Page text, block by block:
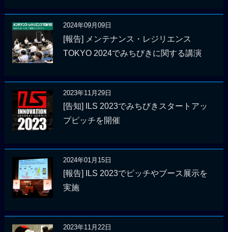
2024年09月09日
[報告] メンテナンス・レジリエンス
TOKYO 2024でみちびきに関する講演
2023年11月29日
[告知] ILS 2023でみちびきスタートアッ
プピッチを開催
2024年01月15日
[報告] ILS 2023でピッチやブース展示を
実施
2023年11月22日